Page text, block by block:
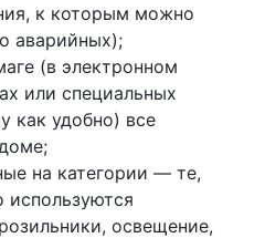
к которым можно
аварийных);
(в электронном
или специальных
как удобно) все
на категории — те,
используются
освещение,